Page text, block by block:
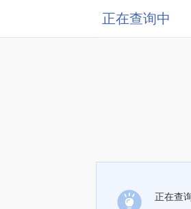
正在查询中
正在查